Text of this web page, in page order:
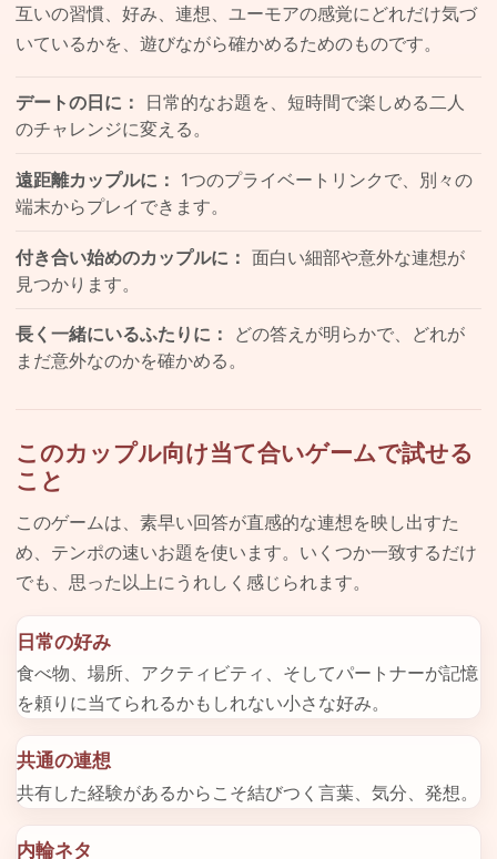
互いの習慣、好み、連想、ユーモアの感覚にどれだけ気づ
いているかを、遊びながら確かめるためのものです。
デートの日に：
日常的なお題を、短時間で楽しめる二人
のチャレンジに変える。
遠距離カップルに： 1つのプライベートリンクで、別々の
端末からプレイできます。
付き合い始めのカップルに： 面白い細部や意外な連想が
見つかります。
長く一緒にいるふたりに：
どの答えが明らかで、どれが
まだ意外なのかを確かめる。
このカップル向け当て合いゲームで試せる
こと
このゲームは、素早い回答が直感的な連想を映し出すた
め、テンポの速いお題を使います。いくつか一致するだけ
でも、思った以上にうれしく感じられます。
日常の好み
食べ物、場所、アクティビティ、そしてパートナーが記憶
を頼りに当てられるかもしれない小さな好み。
共通の連想
共有した経験があるからこそ結びつく言葉、気分、発想。
内輪ネタ